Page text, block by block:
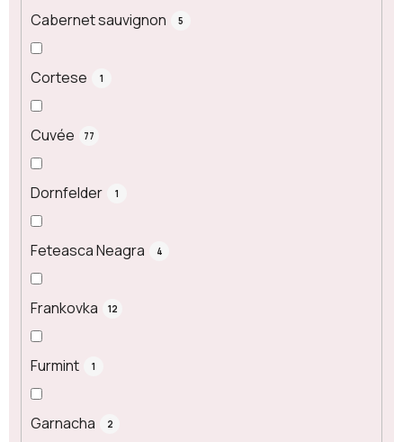
Cabernet sauvignon 5
Cortese 1
Cuvée 77
Dornfelder 1
Feteasca Neagra 4
Frankovka 12
Furmint 1
Garnacha 2